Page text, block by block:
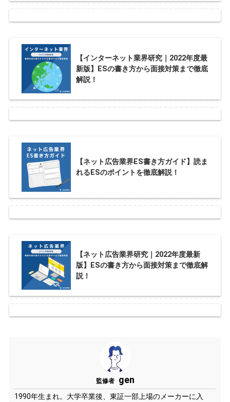
【インターネット業界研究｜2022年度最
新版】ESの書き方から面接対策まで徹底
解説！
【ネット広告業界ES書き方ガイド】読ま
れるESのポイントを徹底解説！
【ネット広告業界研究｜2022年度最新
版】ESの書き方から面接対策まで徹底解
説！
監修者 gen
1990年生まれ。大学卒業後、東証一部上場のメーカーに入